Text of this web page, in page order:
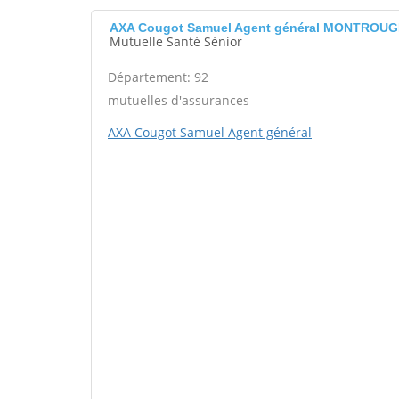
AXA Cougot Samuel Agent général
Mutuelle Santé Sénior
Département: 92
mutuelles d'assurances
AXA Cougot Samuel Agent général